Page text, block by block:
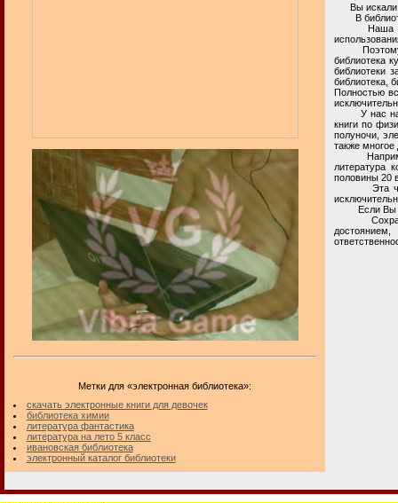
Метки для «электронная библиотека»:
скачать электронные книги для девочек
библиотека химии
литература фантастика
литература на лето 5 класс
ивановская библиотека
электронный каталог библиотеки
Вы искали
В
Наша
Поэтому, в
библиотека
библиотеки
библиотека,
Полностью
У нас на
книги по
полуночи,
также многое
Например,
литература
половины 20
Эта
Если Вы